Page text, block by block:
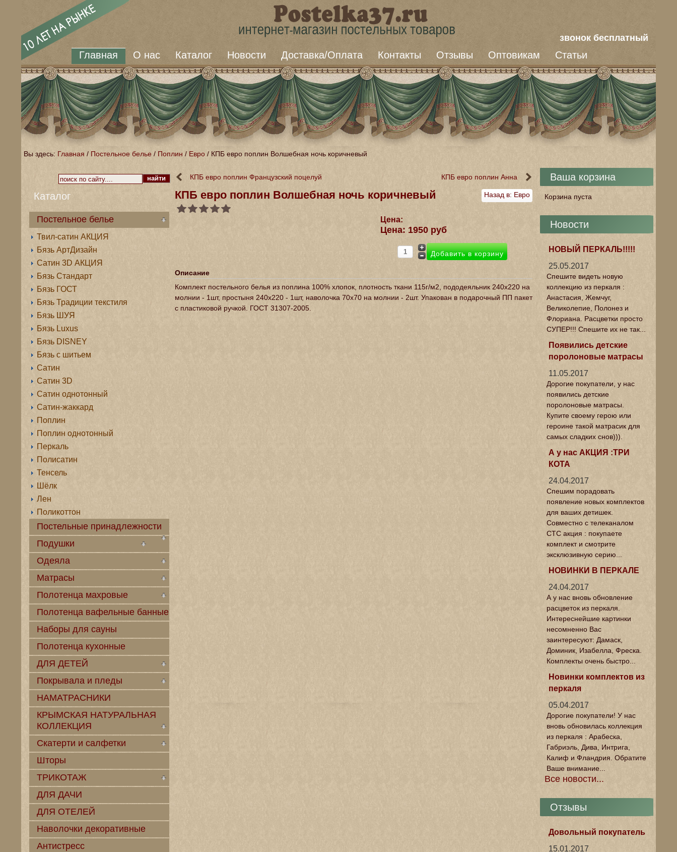
звонок бесплатный
Главная О нас Каталог Новости Доставка/Оплата Контакты Отзывы Оптовикам Статьи
Вы здесь: Главная / Постельное белье / Поплин / Евро / КПБ евро поплин Волшебная ночь коричневый
КПБ евро поплин Французский поцелуй КПБ евро поплин Анна
Назад в: Евро
КПБ евро поплин Волшебная ночь коричневый
Цена:
Цена: 1950 руб
Описание
Комплект постельного белья из поплина 100% хлопок, плотность ткани 115г/м2, пододеяльник 240х220 на
молнии - 1шт, простыня 240х220 - 1шт, наволочка 70х70 на молнии - 2шт. Упакован в подарочный ПП пакет
с пластиковой ручкой. ГОСТ 31307-2005.
Каталог
Постельное белье
Твил-сатин АКЦИЯ
Бязь АртДизайн
Сатин 3D АКЦИЯ
Бязь Стандарт
Бязь ГОСТ
Бязь Традиции текстиля
Бязь ШУЯ
Бязь Luxus
Бязь DISNEY
Бязь с шитьем
Сатин
Сатин 3D
Сатин однотонный
Сатин-жаккард
Поплин
Поплин однотонный
Перкаль
Полисатин
Тенсель
Шёлк
Лен
Поликоттон
Постельные принадлежности
Подушки
Одеяла
Матрасы
Полотенца махровые
Полотенца вафельные банные
Наборы для сауны
Полотенца кухонные
ДЛЯ ДЕТЕЙ
Покрывала и пледы
НАМАТРАСНИКИ
КРЫМСКАЯ НАТУРАЛЬНАЯ
КОЛЛЕКЦИЯ
Скатерти и салфетки
Шторы
ТРИКОТАЖ
ДЛЯ ДАЧИ
ДЛЯ ОТЕЛЕЙ
Наволочки декоративные
Антистресс
Ваша корзина
Корзина пуста
Новости
НОВЫЙ ПЕРКАЛЬ!!!!!
25.05.2017
Спешите видеть новую
коллекцию из перкаля :
Анастасия, Жемчуг,
Великолепие, Полонез и
Флориана. Расцветки просто
СУПЕР!!! Спешите их не так...
Появились детские
поролоновые матрасы
11.05.2017
Дорогие покупатели, у нас
появились детские
поролоновые матрасы.
Купите своему герою или
героине такой матрасик для
самых сладких снов))).
А у нас АКЦИЯ :ТРИ
КОТА
24.04.2017
Спешим порадовать
появление новых комплектов
для ваших детишек.
Совместно с телеканалом
СТС акция : покупаете
комплект и смотрите
эксклюзивную серию...
НОВИНКИ В ПЕРКАЛЕ
24.04.2017
А у нас вновь обновление
расцветок из перкаля.
Интереснейшие картинки
несомненно Вас
заинтересуют: Дамаск,
Доминик, Изабелла, Фреска.
Комплекты очень быстро...
Новинки комплектов из
перкаля
05.04.2017
Дорогие покупатели! У нас
вновь обновилась коллекция
из перкаля : Арабеска,
Габриэль, Дива, Интрига,
Калиф и Фландрия. Обратите
Ваше внимание...
Все новости...
Отзывы
Довольный покупатель
15.01.2017